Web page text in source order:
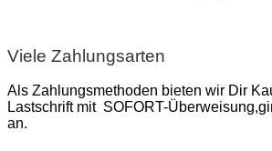
Viele Zahlungsarten
Als Zahlungsmethoden bieten wir Dir
Lastschrift mit SOFORT-
an.